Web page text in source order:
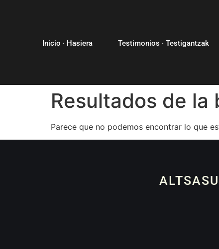
Inicio · Hasiera Testimonios · Testigantzak
Resultados de la
Parece que no podemos encontrar lo que